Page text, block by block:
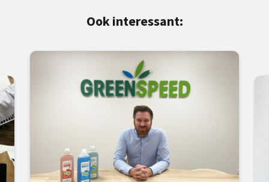
Ook interessant: